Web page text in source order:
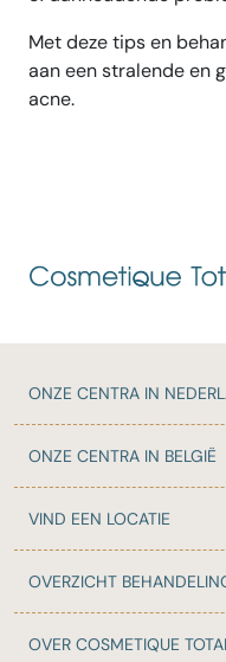
Met deze tips en
aan een stralende en
acne.
ONZE CENTRA IN
ONZE CENTRA IN BELGIË
VIND EEN LOCATIE
OVERZICHT
OVER COSMETIQUE